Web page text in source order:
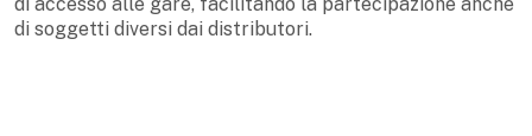
di soggetti diversi dai distributori.